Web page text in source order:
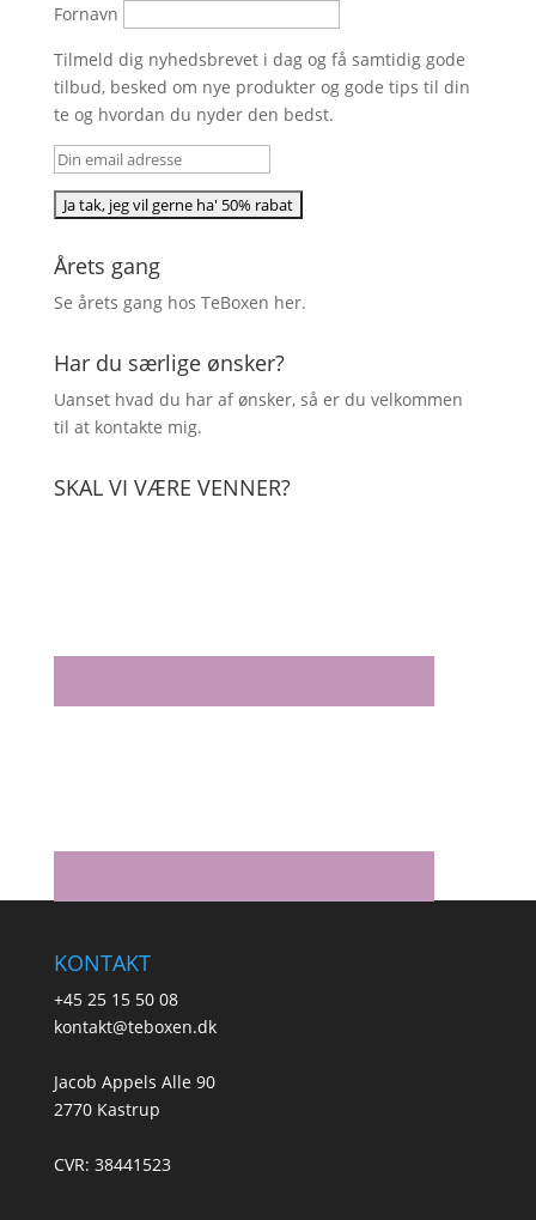
Fornavn
Tilmeld dig nyhedsbrevet i dag og få samtidig gode
tilbud, besked om nye produkter og gode tips til din
te og hvordan du nyder den bedst.
Årets gang
Se årets gang hos TeBoxen her.
Har du særlige ønsker?
Uanset hvad du har af ønsker, så er du velkommen
til at kontakte mig.
SKAL VI VÆRE VENNER?
KONTAKT
+45 25 15 50 08
kontakt@teboxen.dk
Jacob Appels Alle 90
2770 Kastrup
CVR: 38441523